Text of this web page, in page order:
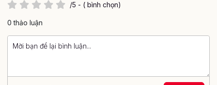
/5 - ( bình chọn)
0 thảo luận